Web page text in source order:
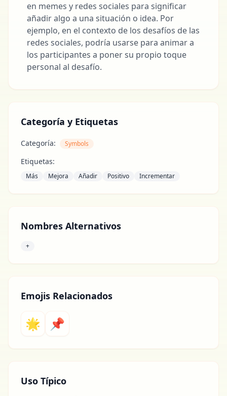
en memes y redes sociales para significar
añadir algo a una situación o idea. Por
ejemplo, en el contexto de los desafíos de las
redes sociales, podría usarse para animar a
los participantes a poner su propio toque
personal al desafío.
Categoría y Etiquetas
Categoría: Symbols
Etiquetas:
Más Mejora Añadir Positivo Incrementar
Nombres Alternativos
+
Emojis Relacionados
🌟 📌
Uso Típico